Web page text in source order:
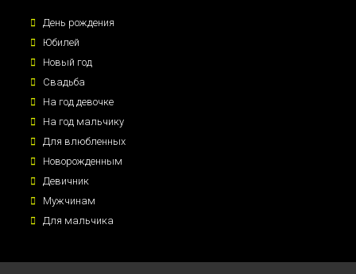
День рождения
Юбилей
Новый год
Свадьба
На год девочке
На год мальчику
Для влюбленных
Новорожденным
Девичник
Мужчинам
Для мальчика